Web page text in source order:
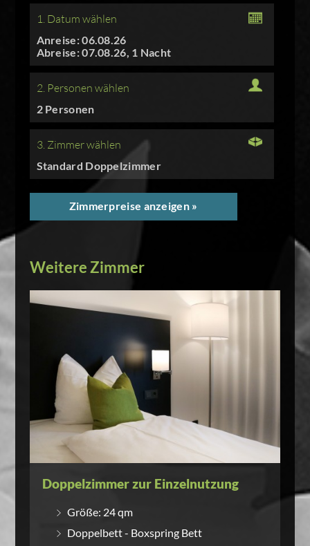
1. Datum wählen
Anreise: 06.08.26
Abreise: 07.08.26, 1 Nacht
2. Personen wählen
2 Personen
3. Zimmer wählen
Standard Doppelzimmer
Zimmerpreise anzeigen »
Weitere Zimmer
Doppelzimmer zur Einzelnutzung
Größe: 24 qm
Doppelbett - Boxspring Bett